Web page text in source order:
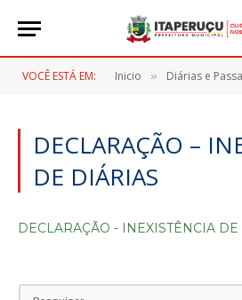
VOCÊ ESTÁ EM: Inicio » Diárias e
DECLARAÇÃO –
DE DIÁRIAS
DECLARAÇÃO - INEXISTÊNCIA